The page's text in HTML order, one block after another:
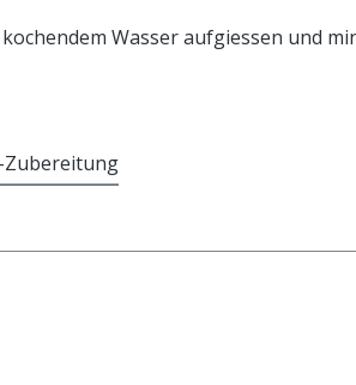
Wasser aufgiessen und
Zubereitung